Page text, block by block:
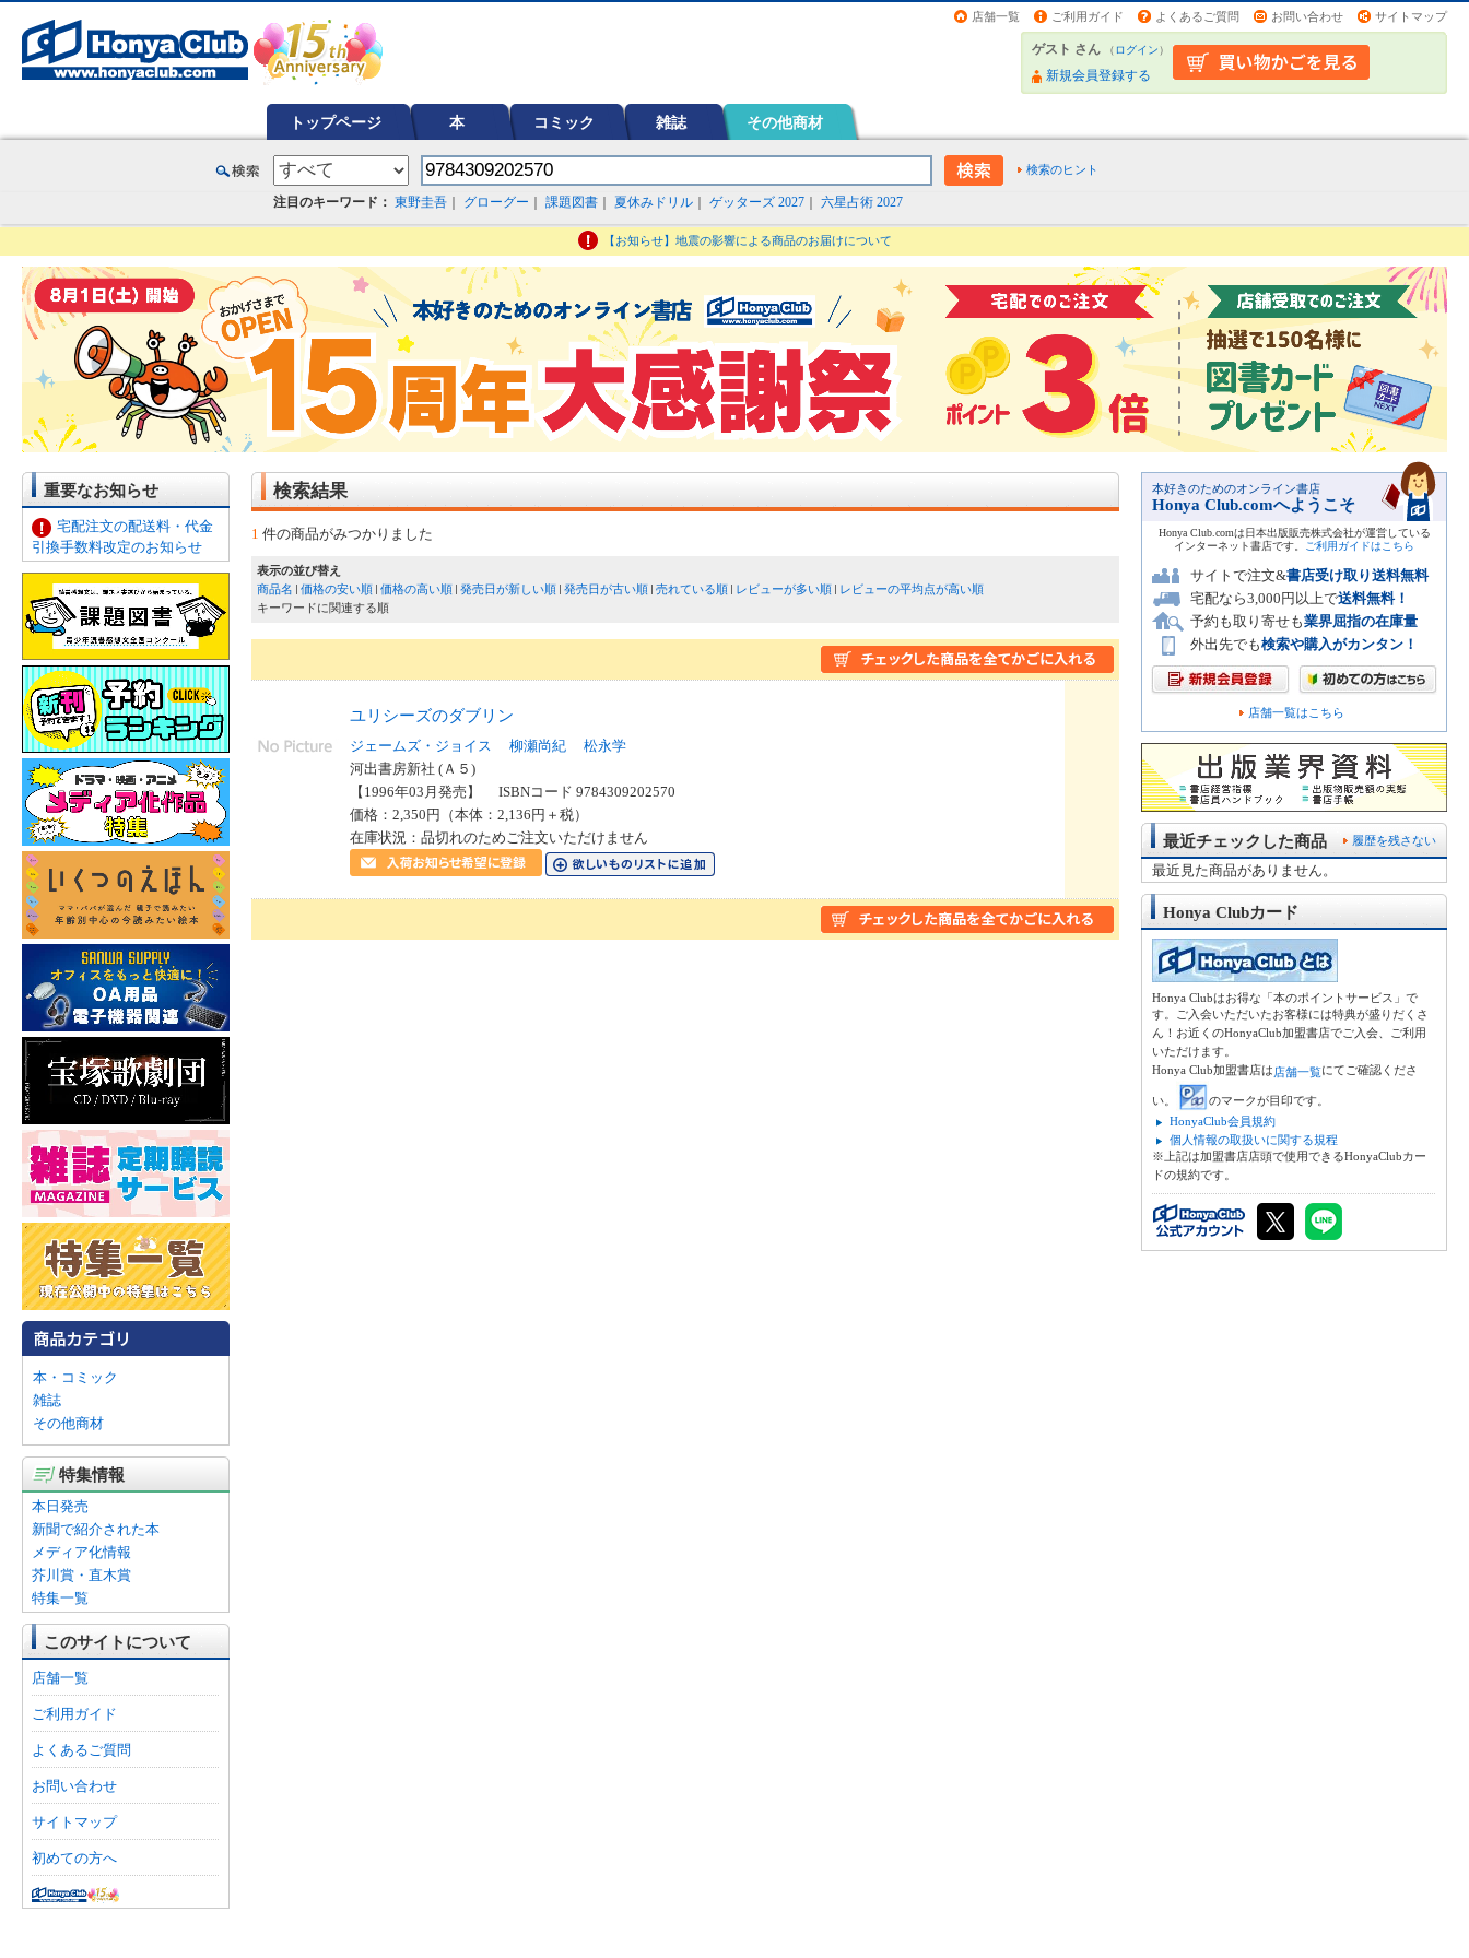
店舗一覧 ご利用ガイド よくあるご質問 お問い合わせ サイトマップ
ゲスト さん （ログイン）
新規会員登録する
トップページ 本 コミック 雑誌 その他商材
検索のヒント
注目のキーワード： 東野圭吾 グローグー 課題図書 夏休みドリル ゲッターズ 2027 六星占術 2027
【お知らせ】地震の影響による商品のお届けについて
重要なお知らせ
宅配注文の配送料・代金
引換手数料改定のお知らせ
本・コミック
雑誌
その他商材
特集情報
本日発売
新聞で紹介された本
メディア化情報
芥川賞・直木賞
特集一覧
このサイトについて
店舗一覧
ご利用ガイド
よくあるご質問
お問い合わせ
サイトマップ
初めての方へ
検索結果
1 件の商品がみつかりました
表示の並び替え
商品名
価格の安い順 価格の高い順 発売日が新しい順 発売日が古い順 売れている順 レビューが多い順
レビューの平均点が高い順
キーワードに関連する順
ユリシーズのダブリン
ジェームズ・ジョイス 柳瀬尚紀
松永学
河出書房新社 (Ａ５)
【1996年03月発売】 ISBNコード 9784309202570
価格：2,350円（本体：2,136円＋税）
在庫状況：品切れのためご注文いただけません
本好きのためのオンライン書店
Honya Club.comへようこそ
Honya Club.comは日本出版販売株式会社が運営している
インターネット書店です。
ご利用ガイドはこちら
サイトで注文&書店受け取り送料無料
宅配なら3,000円以上で送料無料！
予約も取り寄せも業界屈指の在庫量
外出先でも検索や購入がカンタン！
店舗一覧はこちら
履歴を残さない
最近チェックした商品
最近見た商品がありません。
Honya Clubカード
Honya Clubはお得な「本のポイントサービス」で
す。ご入会いただいたお客様には特典が盛りだくさ
ん！お近くのHonyaClub加盟書店でご入会、ご利用
いただけます。
Honya Club加盟書店は店舗一覧にてご確認くださ
い。
のマークが目印です。
HonyaClub会員規約
個人情報の取扱いに関する規程
※上記は加盟書店店頭で使用できるHonyaClubカー
ドの規約です。